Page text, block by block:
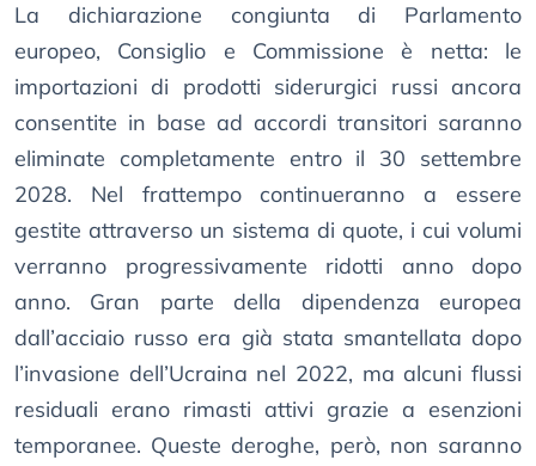
La dichiarazione congiunta di Parlamento
europeo, Consiglio e Commissione è netta: le
importazioni di prodotti siderurgici russi ancora
consentite in base ad accordi transitori saranno
eliminate completamente entro il 30 settembre
2028. Nel frattempo continueranno a essere
gestite attraverso un sistema di quote, i cui volumi
verranno progressivamente ridotti anno dopo
anno. Gran parte della dipendenza europea
dall’acciaio russo era già stata smantellata dopo
l’invasione dell’Ucraina nel 2022, ma alcuni flussi
residuali erano rimasti attivi grazie a esenzioni
temporanee. Queste deroghe, però, non saranno